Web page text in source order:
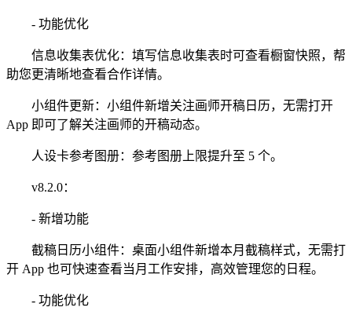
- 功能优化
信息收集表优化：填写信息收集表时可查看橱窗快照，帮
助您更清晰地查看合作详情。
小组件更新：小组件新增关注画师开稿日历，无需打开
App 即可了解关注画师的开稿动态。
人设卡参考图册：参考图册上限提升至 5 个。
v8.2.0：
- 新增功能
截稿日历小组件：桌面小组件新增本月截稿样式，无需打
开 App 也可快速查看当月工作安排，高效管理您的日程。
- 功能优化